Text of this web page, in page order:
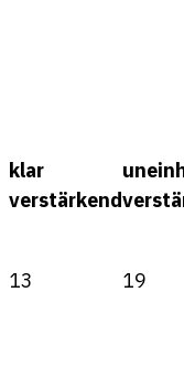
klar
verstärkend
13 19